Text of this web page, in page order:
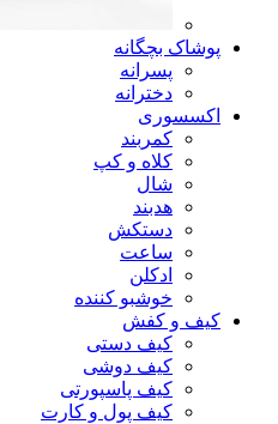
پوشاک بچگانه
پسرانه
دخترانه
اکسسوری
کمربند
کلاه و کپ
شال
هدبند
دستکش
ساعت
ادکلن
خوشبو کننده
کیف و کفش
کیف دستی
کیف دوشی
کیف پاسپورتی
کیف پول و کارت